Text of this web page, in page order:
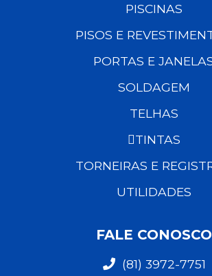
PISCINAS
PISOS E
PORTAS E
SOLDAGEM
TELHAS
TINTAS
TORNEIRAS E
UTILIDADES
FALE CONOSCO
(81) 3972-7751